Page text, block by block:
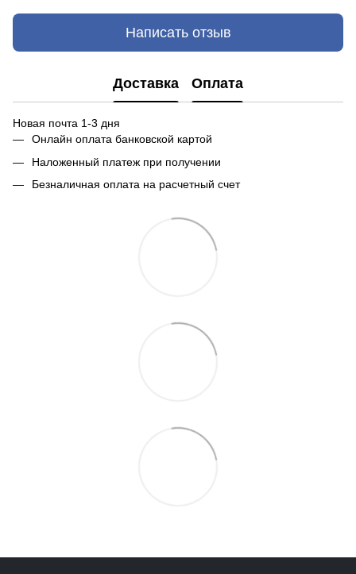
Написать отзыв
Доставка Оплата
Новая почта 1-3 дня
Онлайн оплата банковской картой
Наложенный платеж при получении
Безналичная оплата на расчетный счет